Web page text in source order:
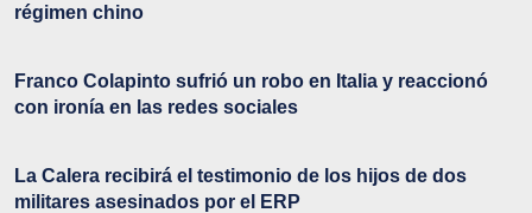
régimen chino
Franco Colapinto sufrió un robo en Italia y reaccionó
con ironía en las redes sociales
La Calera recibirá el testimonio de los hijos de dos
militares asesinados por el ERP